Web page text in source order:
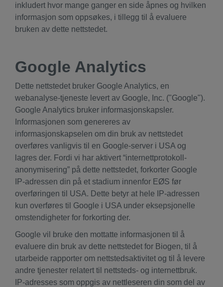
inkludert hvor mange ganger en side åpnes og hvilken
informasjon som oppsøkes, i tillegg til å evaluere
bruken av dette nettstedet.
Google Analytics
Dette nettstedet bruker Google Analytics, en
webanalyse-tjeneste levert av Google, Inc. ("Google").
Google Analytics bruker informasjonskapsler.
Informasjonen som genereres av
informasjonskapselen om din bruk av nettstedet
overføres vanligvis til en Google-server i USA og
lagres der. Fordi vi har aktivert “internettprotokoll-
anonymisering” på dette nettstedet, forkorter Google
IP-adressen din på et stadium innenfor EØS før
overføringen til USA. Dette betyr at hele IP-adressen
kun overføres til Google i USA under eksepsjonelle
omstendigheter for forkorting der.
Google vil bruke den mottatte informasjonen til å
evaluere din bruk av dette nettstedet for Biogen, til å
utarbeide rapporter om nettstedsaktivitet og til å levere
andre tjenester relatert til nettsteds- og internettbruk.
IP-adresses som oppgis av nettleseren din som del av